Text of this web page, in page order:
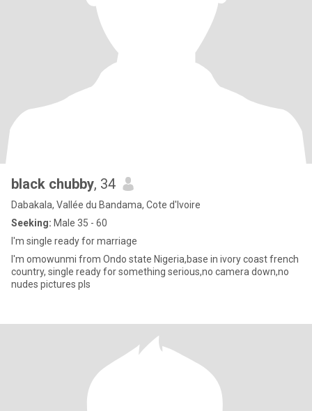
black chubby, 34
Dabakala, Vallée du Bandama, Cote d'Ivoire
Seeking: Male 35 - 60
I'm single ready for marriage
I'm omowunmi from Ondo state Nigeria,base in ivory coast french
country, single ready for something serious,no camera down,no
nudes pictures pls